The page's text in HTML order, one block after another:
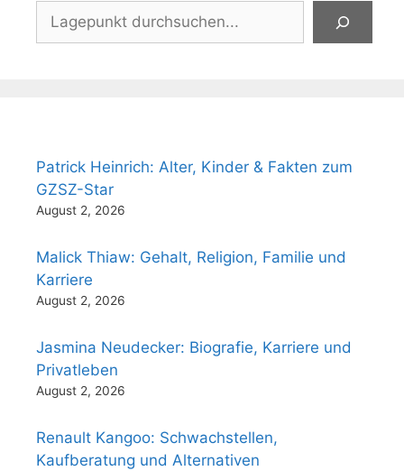
Suchen
Patrick Heinrich: Alter, Kinder & Fakten zum
GZSZ-Star
August 2, 2026
Malick Thiaw: Gehalt, Religion, Familie und
Karriere
August 2, 2026
Jasmina Neudecker: Biografie, Karriere und
Privatleben
August 2, 2026
Renault Kangoo: Schwachstellen,
Kaufberatung und Alternativen